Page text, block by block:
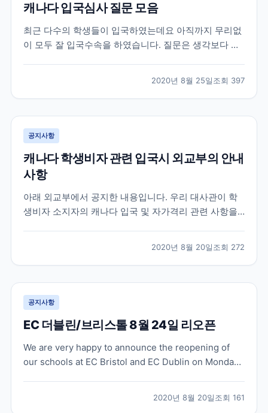
캐나다 입국심사 질문 모음
최근 다수의 학생들이 입국하였는데요 아직까지 무리없
이 모두 잘 입국수속을 하였습니다. 질문은 생각보다 많
가 많았습니다. 먼저 가장 궁금해 하시는 캐나다 입국 심
사 질문들은 대략 아래와 같습니다. 영어로 간단히 번역
을...
2020년 8월 25일조회 397
공지사항
캐나다 학생비자 관련 입국시 외교부의 안내
사항
아래 외교부에서 공지한 내용입니다. 우리 대사관이 학
생비자 소지자의 캐나다 입국 및 자가격리 관련 사항을
분은 파란색으로 표시 A. 캐나다 입국 1. 학생비자 소지
자가 100% 온라인 수업 및 하이브리드 수업인...
2020년 8월 20일조회 272
공지사항
EC 더블린/브리스톨 8월 24일 리오픈
We are very happy to announce the reopening of
our schools at EC Bristol and EC Dublin on Monday
2020년 8월 20일조회 161